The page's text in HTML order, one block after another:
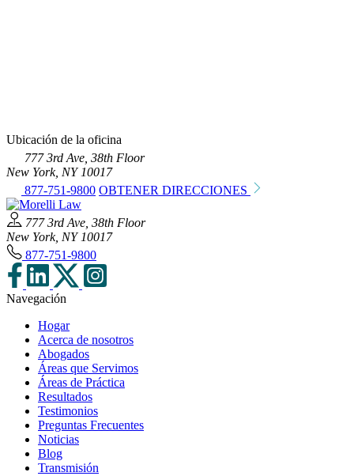
Ubicación de la oficina
777 3rd Ave, 38th Floor
New York, NY 10017
877-751-9800 OBTENER DIRECCIONES
777 3rd Ave, 38th Floor
New York, NY 10017
877-751-9800
Navegación
Hogar
Acerca de nosotros
Abogados
Áreas que Servimos
Áreas de Práctica
Resultados
Testimonios
Preguntas Frecuentes
Noticias
Blog
Transmisión